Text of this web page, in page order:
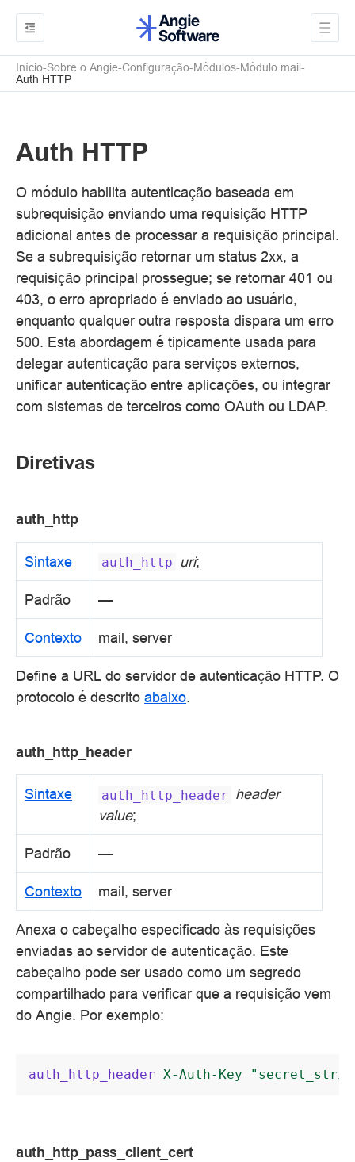
Início Sobre o Angie Configuração Módulos Módulo mail
Auth HTTP
Auth HTTP
O módulo habilita autenticação baseada em
subrequisição enviando uma requisição HTTP
adicional antes de processar a requisição principal.
Se a subrequisição retornar um status 2xx, a
requisição principal prossegue; se retornar 401 ou
403, o erro apropriado é enviado ao usuário,
enquanto qualquer outra resposta dispara um erro
500. Esta abordagem é tipicamente usada para
delegar autenticação para serviços externos,
unificar autenticação entre aplicações, ou integrar
com sistemas de terceiros como OAuth ou LDAP.
Diretivas
auth_http
Sintaxe auth_http uri;
Padrão —
Contexto mail, server
Define a URL do servidor de autenticação HTTP. O
protocolo é descrito abaixo.
auth_http_header
Sintaxe auth_http_header header
value;
Padrão —
Contexto mail, server
Anexa o cabeçalho especificado às requisições
enviadas ao servidor de autenticação. Este
cabeçalho pode ser usado como um segredo
compartilhado para verificar que a requisição vem
do Angie. Por exemplo:
auth_http_header X-Auth-Key
auth_http_pass_client_cert